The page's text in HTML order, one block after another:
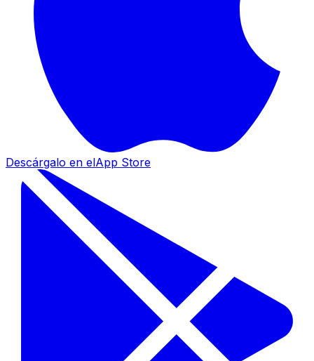
Descárgalo en elApp Store